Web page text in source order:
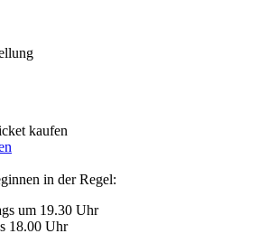
kaufen
in der Regel:
um 19.30 Uhr
18.00 Uhr